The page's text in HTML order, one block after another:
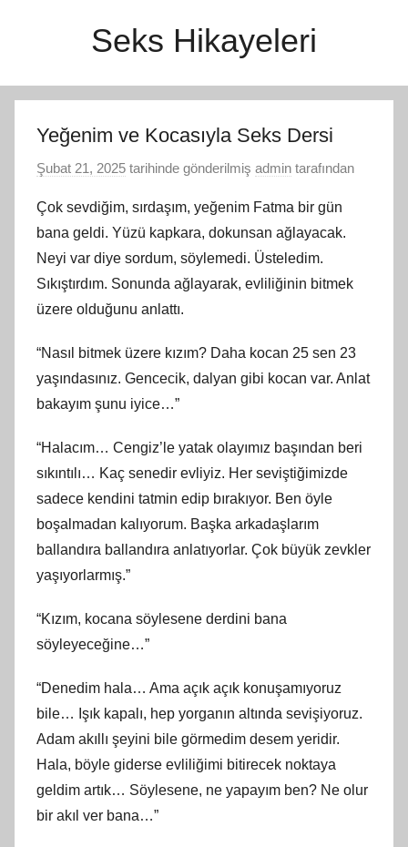
Seks Hikayeleri
Yeğenim ve Kocasıyla Seks Dersi
Şubat 21, 2025 tarihinde gönderilmiş admin tarafından
Çok sevdiğim, sırdaşım, yeğenim Fatma bir gün
bana geldi. Yüzü kapkara, dokunsan ağlayacak.
Neyi var diye sordum, söylemedi. Üsteledim.
Sıkıştırdım. Sonunda ağlayarak, evliliğinin bitmek
üzere olduğunu anlattı.
“Nasıl bitmek üzere kızım? Daha kocan 25 sen 23
yaşındasınız. Gencecik, dalyan gibi kocan var. Anlat
bakayım şunu iyice…”
“Halacım… Cengiz’le yatak olayımız başından beri
sıkıntılı… Kaç senedir evliyiz. Her seviştiğimizde
sadece kendini tatmin edip bırakıyor. Ben öyle
boşalmadan kalıyorum. Başka arkadaşlarım
ballandıra ballandıra anlatıyorlar. Çok büyük zevkler
yaşıyorlarmış.”
“Kızım, kocana söylesene derdini bana
söyleyeceğine…”
“Denedim hala… Ama açık açık konuşamıyoruz
bile… Işık kapalı, hep yorganın altında sevişiyoruz.
Adam akıllı şeyini bile görmedim desem yeridir.
Hala, böyle giderse evliliğimi bitirecek noktaya
geldim artık… Söylesene, ne yapayım ben? Ne olur
bir akıl ver bana…”